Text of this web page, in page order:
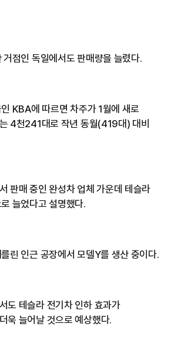
거점인 독일에서도 판매량을 늘렸다.
KBA에 따르면 차주가 1월에 새로
4천241대로 작년 동월(419대) 대비
판매 중인 완성차 업체 가운데 테슬라
늘었다고 설명했다.
린 인근 공장에서 모델Y를 생산 중이다.
도 테슬라 전기차 인하 효과가
욱 늘어날 것으로 예상했다.